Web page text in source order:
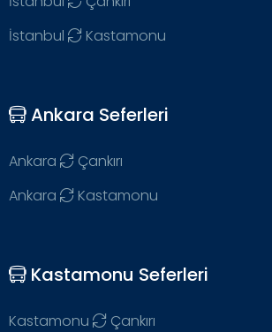
İstanbul
Kastamonu
Ankara Seferleri
Ankara
Çankırı
Ankara
Kastamonu
Kastamonu Seferleri
Kastamonu Çankırı